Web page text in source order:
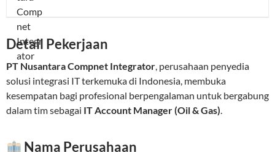
Detail Pekerjaan
PT Nusantara Compnet Integrator, perusahaan penyedia
solusi integrasi IT terkemuka di Indonesia, membuka
kesempatan bagi profesional berpengalaman untuk bergabung
dalam tim sebagai IT Account Manager (Oil & Gas).
Nama Perusahaan